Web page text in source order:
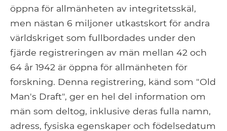
öppna för allmänheten av integritetsskäl,
men nästan 6 miljoner utkastskort för andra
världskriget som fullbordades under den
fjärde registreringen av män mellan 42 och
64 år 1942 är öppna för allmänheten för
forskning. Denna registrering, känd som "Old
Man's Draft", ger en hel del information om
män som deltog, inklusive deras fulla namn,
adress, fysiska egenskaper och födelsedatum